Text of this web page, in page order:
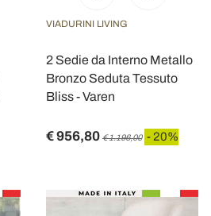
VIADURINI LIVING
2 Sedie da Interno Metallo
Bronzo Seduta Tessuto
Bliss - Varen
€ 956,80 € 1.196,00 - 20%